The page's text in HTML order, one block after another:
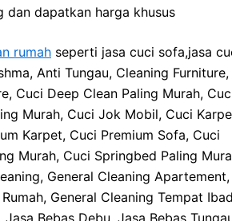
dan dapatkan harga khusus
rumah seperti jasa cuci sofa,jasa
Anti Tungau, Cleaning Furniture,
Cuci Deep Clean Paling Murah,
Murah, Cuci Jok Mobil, Cuci
Karpet, Cuci Premium Sofa, Cuci
Murah, Cuci Springbed Paling
General Cleaning Apartement,
General Cleaning Tempat
Bebas Debu, Jasa Bebas